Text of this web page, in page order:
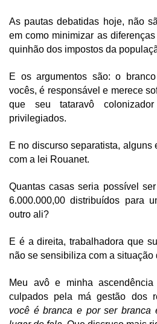
As pautas debatidas hoje, não
em como minimizar as
quinhão dos impostos da
E os argumentos são: o
vocês, é responsável e merece
que seu tataravô
privilegiados.
E no discurso separatista, alguns
com a lei Rouanet.
Quantas casas seria possível
6.000.000,00 distribuídos para
outro ali?
E é a direita, trabalhadora que
não se sensibiliza com a
Meu avô e minha
culpados pela má gestão dos
você é branca e por ser branca